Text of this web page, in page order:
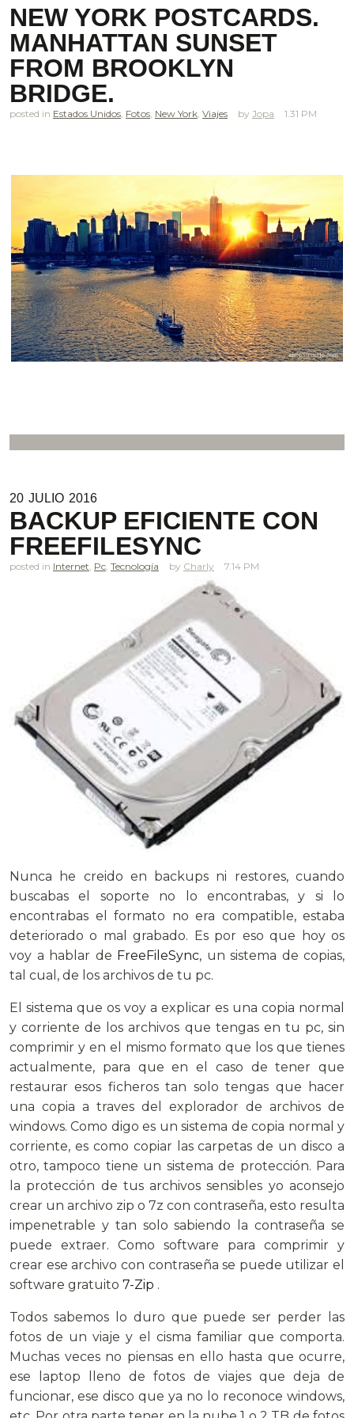
NEW YORK POSTCARDS.
MANHATTAN SUNSET
FROM BROOKLYN
BRIDGE.
posted in Estados Unidos Fotos New York Viajes Jopa 1.31 PM
20 JULIO 2016
BACKUP EFICIENTE CON
FREEFILESYNC
posted in Internet, Pc, Tecnología Charly 7.14 PM
Nunca he creido en backups ni restores, cuando
buscabas el soporte no lo encontrabas, y si lo
encontrabas el formato no era compatible, estaba
deteriorado o mal grabado. Es por eso que hoy os
voy a hablar de FreeFileSync, un sistema de copias,
tal cual, de los archivos de tu pc.
El sistema que os voy a explicar es una copia normal
y corriente de los archivos que tengas en tu pc, sin
comprimir y en el mismo formato que los que tienes
actualmente, para que en el caso de tener que
restaurar esos ficheros tan solo tengas que hacer
una copia a traves del explorador de archivos de
windows. Como digo es un sistema de copia normal y
corriente, es como copiar las carpetas de un disco a
otro, tampoco tiene un sistema de protección. Para
la protección de tus archivos sensibles yo aconsejo
crear un archivo zip o 7z con contraseña, esto resulta
impenetrable y tan solo sabiendo la contraseña se
puede extraer. Como software para comprimir y
crear ese archivo con contraseña se puede utilizar el
software gratuito 7-Zip .
Todos sabemos lo duro que puede ser perder las
fotos de un viaje y el cisma familiar que comporta.
Muchas veces no piensas en ello hasta que ocurre,
ese laptop lleno de fotos de viajes que deja de
funcionar, ese disco que ya no lo reconoce windows,